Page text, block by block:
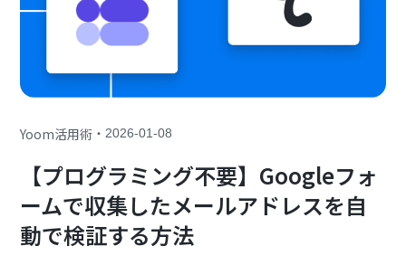
Yoom活用術 ・2026-01-08
【プログラミング不要】Googleフォ
ームで収集したメールアドレスを自
動で検証する方法